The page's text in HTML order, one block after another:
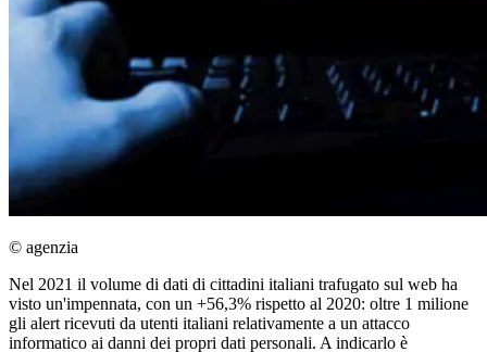
© agenzia
Nel 2021 il volume di dati di cittadini italiani trafugato sul web ha
visto un'impennata, con un +56,3% rispetto al 2020: oltre 1 milione
gli alert ricevuti da utenti italiani relativamente a un attacco
informatico ai danni dei propri dati personali. A indicarlo è